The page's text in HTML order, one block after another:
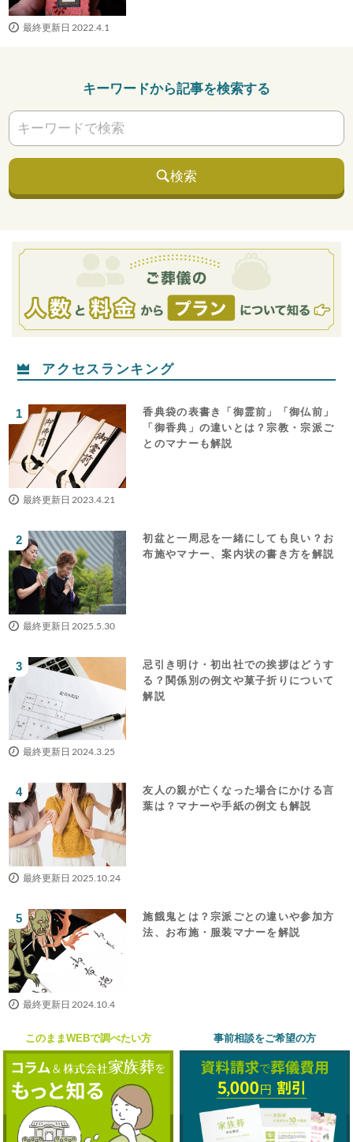
最終更新日 2022.4.1
キーワードから記事を検索する
検索
アクセスランキング
香典袋の表書き「御霊前」「御仏前」
「御香典」の違いとは？宗教・宗派ご
とのマナーも解説
最終更新日 2023.4.21
初盆と一周忌を一緒にしても良い？お
布施やマナー、案内状の書き方を解説
最終更新日 2025.5.30
忌引き明け・初出社での挨拶はどうす
る？関係別の例文や菓子折りについて
解説
最終更新日 2024.3.25
友人の親が亡くなった場合にかける言
葉は？マナーや手紙の例文も解説
最終更新日 2025.10.24
施餓鬼とは？宗派ごとの違いや参加方
法、お布施・服装マナーを解説
最終更新日 2024.10.4
このままWEBで調べたい方 事前相談をご希望の方